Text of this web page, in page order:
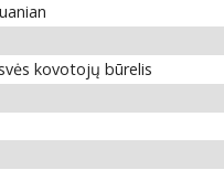
kovotojų būrelis